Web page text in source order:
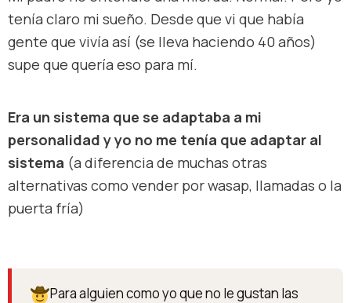
tenía claro mi sueño. Desde que vi que había
gente que vivía así (se lleva haciendo 40 años)
supe que quería eso para mí.
Era un sistema que se adaptaba a mi
personalidad y yo no me tenía que adaptar al
sistema (a diferencia de muchas otras
alternativas como vender por wasap, llamadas o la
puerta fría)
Para alguien como yo que no le gustan las